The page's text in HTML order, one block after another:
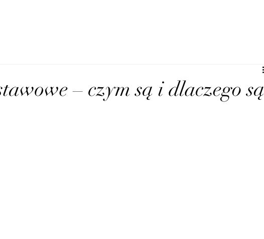
– czym są i dlaczego są